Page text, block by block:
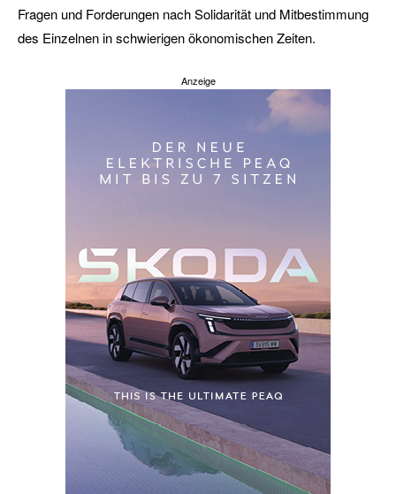
Fragen und Forderungen nach Solidarität und Mitbestimmung
des Einzelnen in schwierigen ökonomischen Zeiten.
Anzeige